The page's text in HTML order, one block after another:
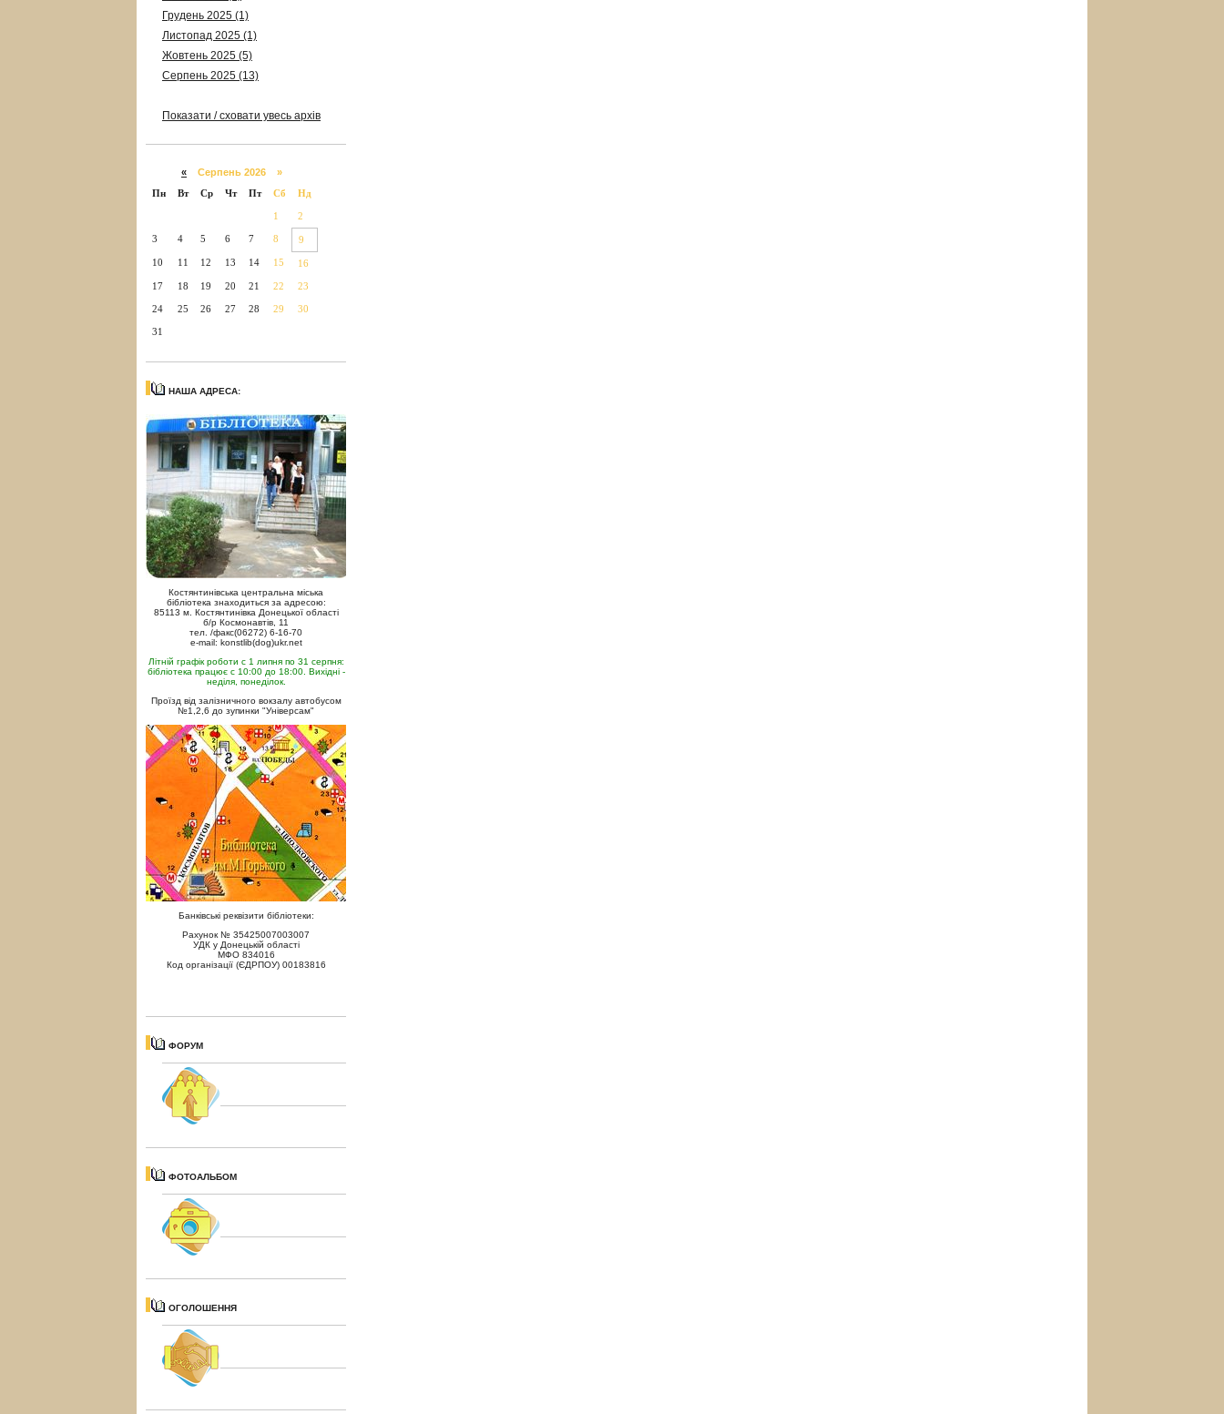
Грудень 2025 (1)
Листопад 2025 (1)
Жовтень 2025 (5)
Серпень 2025 (13)
Показати / сховати увесь архів
« Серпень 2026 »
Пн
Вт Ср Чт Пт Сб Нд
1 2
3 4 5 6 7 8 9
10 11 12 13 14 15 16
17 18 19 20 21 22 23
24 25 26 27 28 29 30
31
НАША АДРЕСА:
Костянтинівська центральна міська
бібліотека знаходиться за адресою:
85113 м. Костянтинівка Донецької області
б/р Космонавтів, 11
тел. /факс(06272) 6-16-70
e-mail: konstlib(dog)ukr.net
Літній графік роботи с 1 липня по 31 серпня:
бібліотека працює с 10:00 до 18:00. Вихідні -
неділя, понеділок.
Проїзд від залізничного вокзалу автобусом
№1,2,6 до зупинки "Універсам"
Банківські реквізити бібліотеки:
Рахунок № 35425007003007
УДК у Донецькій області
МФО 834016
Код організації (ЄДРПОУ) 00183816
ФОРУМ
ФОТОАЛЬБОМ
ОГОЛОШЕННЯ